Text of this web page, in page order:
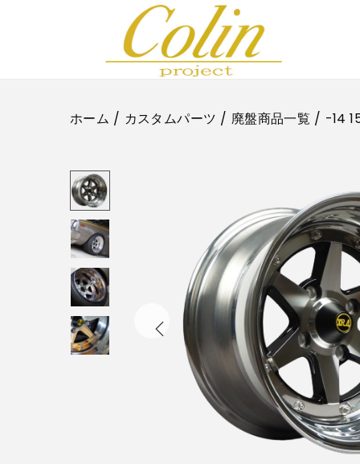
ー
ン
へ
移
動
ン
移
動
ホーム / カスタムパーツ / 廃盤商品一覧 / -14